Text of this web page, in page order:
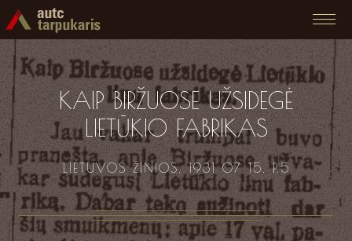
KAIP BIRŽUOSE UŽSIDEGĖ
LIETŪKIO FABRIKAS
LIETUVOS ŽINIOS. 1931 07 15. P.5